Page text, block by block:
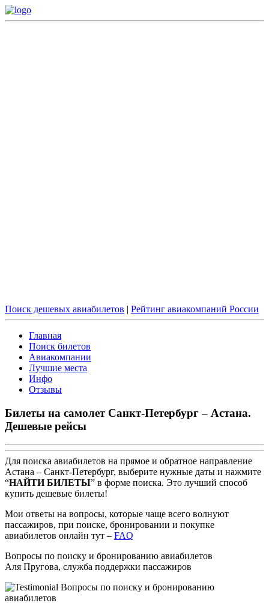
Поиск дешевых авиабилетов | Рейтинг авиакомпаний России
Главная
Поиск билетов
Авиакомпании
Лучшие места
Инфо
Отзывы
Билеты на самолет Санкт-Петербург – Астана.
Дешевые рейсы
Для поиска авиабилетов на прямое и обратное направление
Астана – Санкт-Петербург, выберите нужные даты и нажмите
“НАЙТИ БИЛЕТЫ” в форме поиска. Это лучший способ
купить дешевые билеты!
Мои ответы на вопросы, которые чаще всего волнуют
пассажиров, при поиске, бронировании и покупке
авиабилетов онлайн тут – FAQ
Вопросы по поиску и бронированию авиабилетов
Аля Пругова, служба поддержки пассажиров